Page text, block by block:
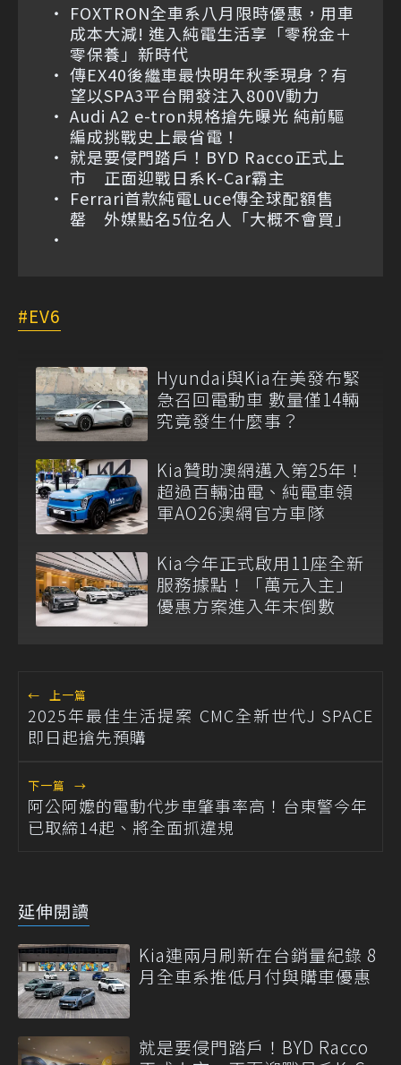
FOXTRON全車系八月限時優惠，用車
成本大減! 進入純電生活享「零稅金＋
零保養」新時代
傳EX40後繼車最快明年秋季現身？有
望以SPA3平台開發注入800V動力
Audi A2 e-tron規格搶先曝光 純前驅
編成挑戰史上最省電！
就是要侵門踏戶！BYD Racco正式上
市 正面迎戰日系K-Car霸主
Ferrari首款純電Luce傳全球配額售
罄 外媒點名5位名人「大概不會買」
EV6
Hyundai與Kia在美發布緊
急召回電動車 數量僅14輛
究竟發生什麼事？
Kia贊助澳網邁入第25年！
超過百輛油電、純電車領
軍AO26澳網官方車隊
Kia今年正式啟用11座全新
服務據點！「萬元入主」
優惠方案進入年末倒數
← 上一篇
2025年最佳生活提案 CMC全新世代J SPACE
即日起搶先預購
下一篇 →
阿公阿嬤的電動代步車肇事率高！台東警今年
已取締14起、將全面抓違規
延伸閱讀
Kia連兩月刷新在台銷量紀錄 8
月全車系推低月付與購車優惠
就是要侵門踏戶！BYD Racco